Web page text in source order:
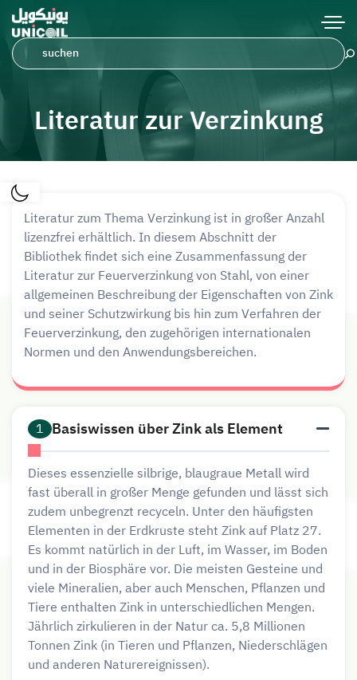
Literatur zur Verzinkung
Literatur zum Thema Verzinkung ist in großer Anzahl
lizenzfrei erhältlich. In diesem Abschnitt der
Bibliothek findet sich eine Zusammenfassung der
Literatur zur Feuerverzinkung von Stahl, von einer
allgemeinen Beschreibung der Eigenschaften von Zink
und seiner Schutzwirkung bis hin zum Verfahren der
Feuerverzinkung, den zugehörigen internationalen
Normen und den Anwendungsbereichen.
1 Basiswissen über Zink als Element
Dieses essenzielle silbrige, blaugraue Metall wird
fast überall in großer Menge gefunden und lässt sich
zudem unbegrenzt recyceln. Unter den häufigsten
Elementen in der Erdkruste steht Zink auf Platz 27.
Es kommt natürlich in der Luft, im Wasser, im Boden
und in der Biosphäre vor. Die meisten Gesteine und
viele Mineralien, aber auch Menschen, Pflanzen und
Tiere enthalten Zink in unterschiedlichen Mengen.
Jährlich zirkulieren in der Natur ca. 5,8 Millionen
Tonnen Zink (in Tieren und Pflanzen, Niederschlägen
und anderen Naturereignissen).